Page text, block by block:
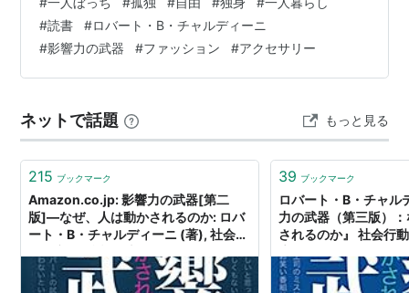
知識が詰まっています！ 人の心を動かす6つの「武器」
チャルディーニは、人間が影響を受ける原則を6つにまと
めました。この原則を知るだけで、他人の影響を受けに
くくなるだけでなく、自分が人を動かす側にもなれるの
いう心理です。レストランで無料のミント…
#読書 #ロバート・B・チャルディーニ
#影響力の武器 #ファッション #アクセサリー
ネットで話題 もっと見る
215 ブックマーク
Amazon.co.jp: 影響力の武器[第二
版]―なぜ、人は動かされるのか: ロバ
ート・B・チャルディーニ (著), 社会行
39 ブックマーク
ロバート・B・チャル
力の武器（第三版）
されるのか』 社会行